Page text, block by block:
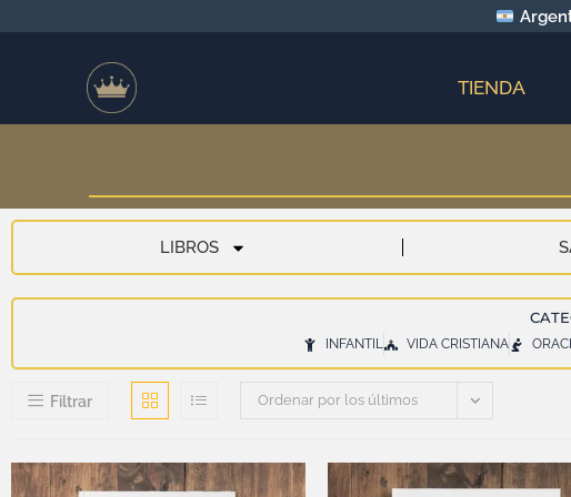
TIENDA
LIBROS
INFANTIL VIDA CRISTIANA
Filtrar Ordenar por los últimos